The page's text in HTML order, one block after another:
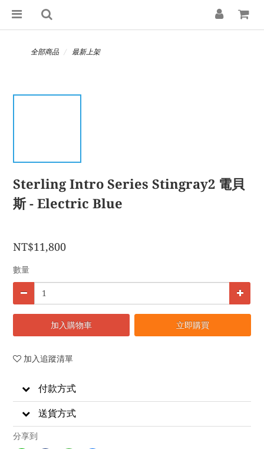
全部商品 最新上架
Sterling Intro Series Stingray2 電貝
斯 - Electric Blue
NT$11,800
數量
加入購物車 立即購買
加入追蹤清單
付款方式
送貨方式
分享到